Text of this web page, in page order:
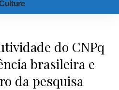
do CNPq
brasileira e
da pesquisa